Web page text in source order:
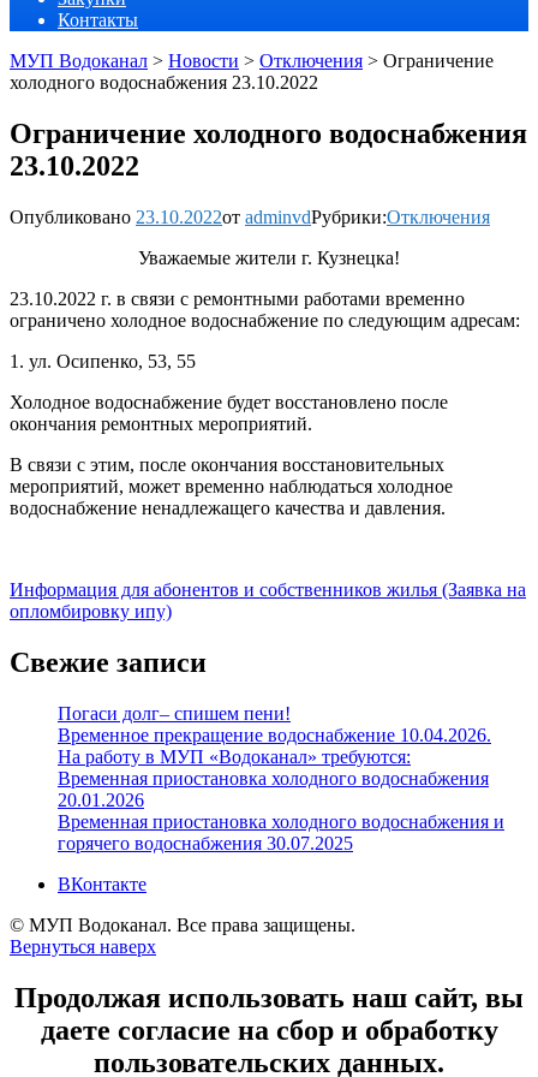
Контакты
МУП Водоканал > Новости > Отключения > Ограничение
холодного водоснабжения 23.10.2022
Ограничение холодного водоснабжения
23.10.2022
Опубликовано 23.10.2022от adminvdРубрики:Отключения
Уважаемые жители г. Кузнецка!
23.10.2022 г. в связи с ремонтными работами временно
ограничено холодное водоснабжение по следующим адресам:
1. ул. Осипенко, 53, 55
Холодное водоснабжение будет восстановлено после
окончания ремонтных мероприятий.
В связи с этим, после окончания восстановительных
мероприятий, может временно наблюдаться холодное
водоснабжение ненадлежащего качества и давления.
Информация для абонентов и собственников жилья (Заявка на
опломбировку ипу)
Свежие записи
Погаси долг– спишем пени!
Временное прекращение водоснабжение 10.04.2026.
На работу в МУП «Водоканал» требуются:
Временная приостановка холодного водоснабжения
20.01.2026
Временная приостановка холодного водоснабжения и
горячего водоснабжения 30.07.2025
ВКонтакте
© МУП Водоканал. Все права защищены.
Вернуться наверх
Продолжая использовать наш сайт, вы
даете согласие на сбор и обработку
пользовательских данных.